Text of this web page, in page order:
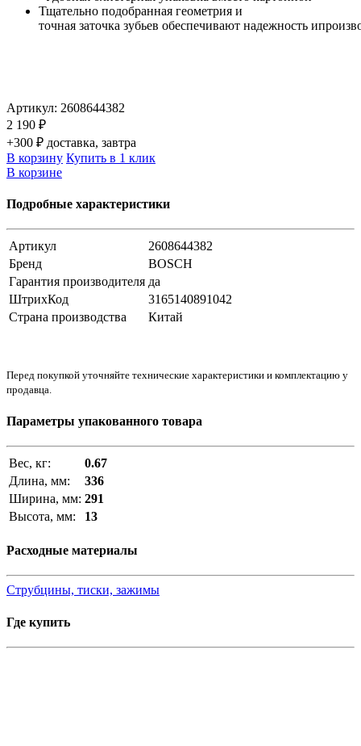
Тщательно подобранная геометрия и
точная заточка зубьев обеспечивают надежность
Артикул: 2608644382
2 190 ₽
+300 ₽ доставка, завтра
В корзину Купить в 1 клик
В корзине
Подробные характеристики
Артикул
2608644382
Бренд
BOSCH
Гарантия производителя да
ШтрихКод
3165140891042
Страна производства
Китай
Перед покупкой уточняйте технические характеристики и комплектацию у
продавца.
Параметры упакованного товара
Вес, кг:
0.67
Длина, мм:
336
Ширина, мм: 291
Высота, мм:
13
Расходные материалы
Струбцины, тиски, зажимы
Где купить